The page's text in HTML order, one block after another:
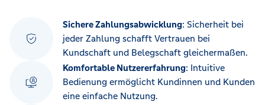
Sichere Zahlungsabwicklung: Sicherheit bei
jeder Zahlung schafft Vertrauen bei
Kundschaft und Belegschaft gleichermaßen.
Komfortable Nutzererfahrung: Intuitive
Bedienung ermöglicht Kundinnen und Kunden
eine einfache Nutzung.